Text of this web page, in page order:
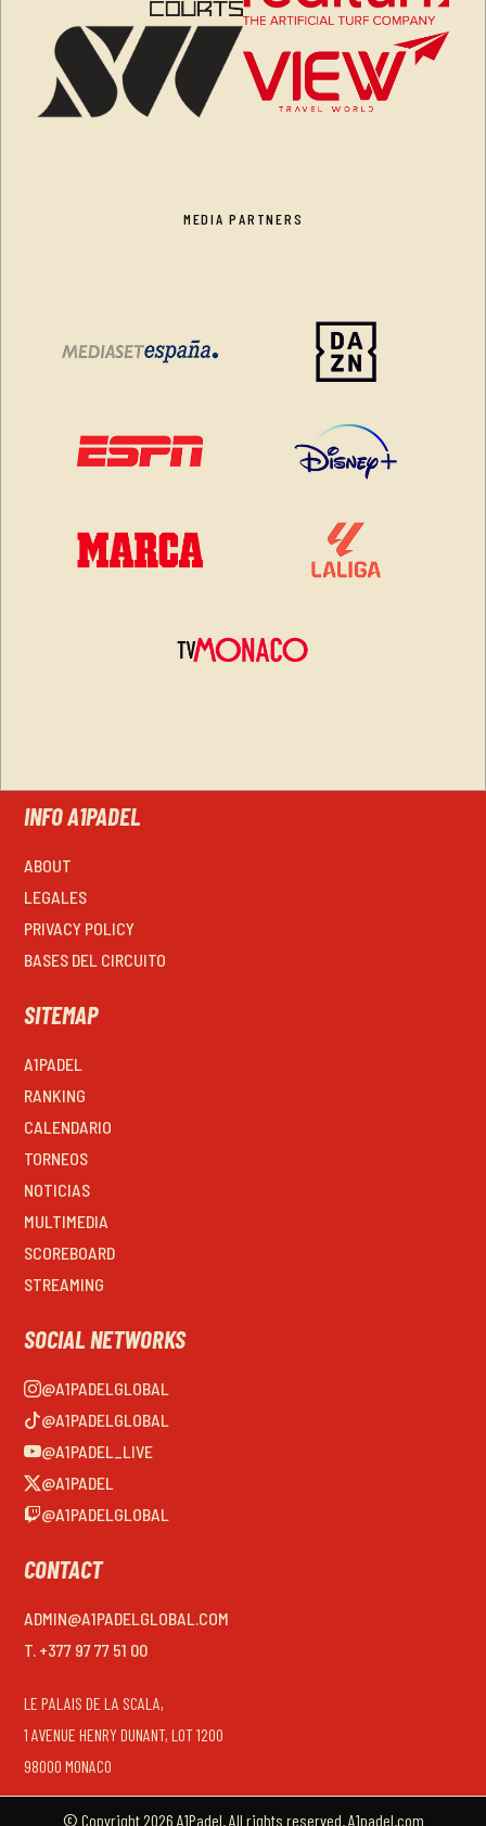
MEDIA PARTNERS
INFO A1PADEL
ABOUT
LEGALES
PRIVACY POLICY
BASES DEL CIRCUITO
SITEMAP
A1PADEL
RANKING
CALENDARIO
TORNEOS
NOTICIAS
MULTIMEDIA
SCOREBOARD
STREAMING
SOCIAL NETWORKS
@A1PADELGLOBAL
@A1PADELGLOBAL
@A1PADEL_LIVE
@A1PADEL
@A1PADELGLOBAL
CONTACT
ADMIN@A1PADELGLOBAL.COM
T. +377 97 77 51 00
LE PALAIS DE LA SCALA,
1 AVENUE HENRY DUNANT, LOT 1200
98000 MONACO
© Copyright 2026 A1Padel. All rights reserved. A1padel.com